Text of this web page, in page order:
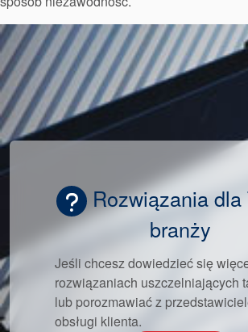
przewodniki branżowe
broszury produktów
Rozwiązania dla
branży
Jeśli chcesz dowiedzieć się
rozwiązaniach uszczelniających
lub porozmawiać z
obsługi klienta.